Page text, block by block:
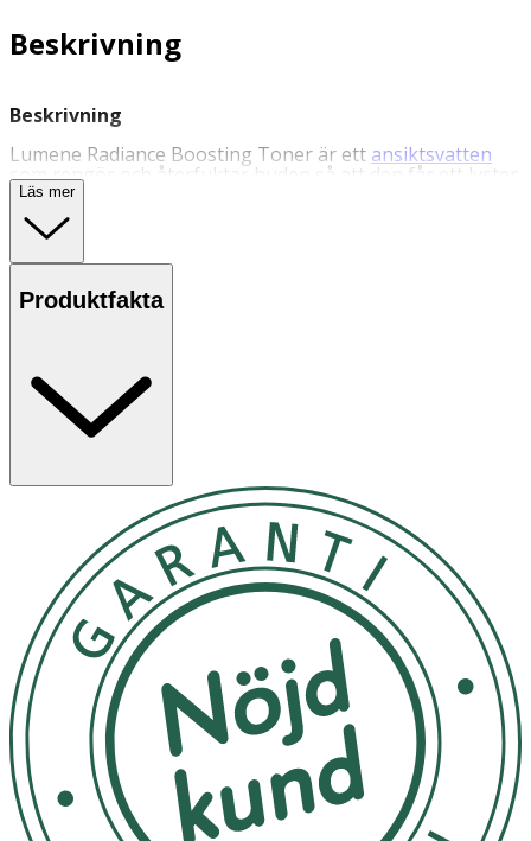
Beskrivning
Beskrivning
Lumene Radiance Boosting Toner är ett ansiktsvatten
som rengör och återfuktar huden så att den får ett lyster
och ett uppfriskande utseende. Följ anvisningarna på
produkten/bruksanvisningen.
Användning
-Applicera med en bomullstuss efter rengöring.
- Parfymerad.
Innehåll
FRUIT JUICE EXTRACT, PHENOXYETHANOL, SODIUM
PCA, CAPRYLYL GLYCOL, PROPANEDIOL, ALLANTOIN,
SORBIC ACID, SODIUM HYDROXIDE,
ETHYLHEXYLGLYCERIN, SODIUM HYALURONATE,
PARFUM (FRAGRANCE).
Läs mer
Produktfakta